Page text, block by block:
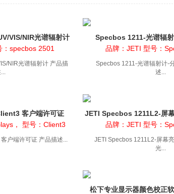
VIS/NIR光谱辐射计
specbos 2501
NIR光谱辐射计 产品描
Specbos 1211-光谱辐
品牌：JETI 型号：
Specbos 1211-光谱辐射计-
述...
客户端许可证
， 型号：Client3
户端许可证 产品描述...
JETI Specbos 1211L2-屏
分光...
品牌：JETI 型号：
JETI Specbos 1211L2-屏幕
光...
松下专业显示器颜色校正